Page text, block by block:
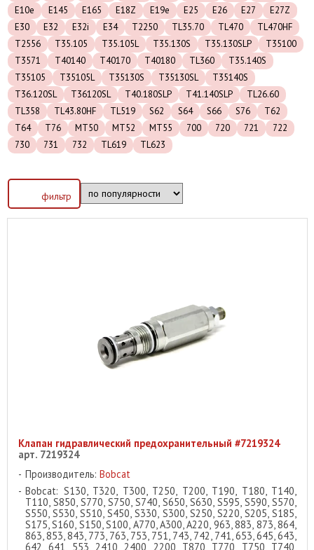
E10e
E145 E165 E18Z E19e E25 E26 E27
E27Z
E30
E32 E32i E34 T2250 TL35.70 TL470
TL470HF
T2556
T35.105 T35.105L T35.130S T35.130SLP
T35100
T3571
T40140 T40170 T40180 TL360
T35.140S
T35105
T35105L T35130S T35130SL
T35140S
T36.120SL
T36120SL T40.180SLP T41.140SLP
TL26.60
TL358
TL43.80HF TL519 S62 S64 S66 S76
T62
T64
T76 MT50 MT52 MT55 700 720 721
722
730
731 732 TL619 TL623
фильтр
Клапан гидравлический предохранительный #7219324
арт. 7219324
Производитель: Bobcat
Bobcat: S130, T320, T300, T250, T200, T190, T180, T140,
T110, S850, S770, S750, S740, S650, S630, S595, S590, S570,
S550, S530, S510, S450, S330, S300, S250, S220, S205, S185,
S175, S160, S150, S100, A770, A300, A220, 963, 883, 873, 864,
863, 853, 843, 773, 763, 753, 751, 743, 742, 741, 653, 645, 643,
642, 641, 553, 2410, 2400, 2200, T870, T770, T750, T740,